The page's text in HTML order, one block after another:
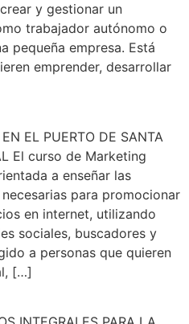
y gestionar un
trabajador autónomo o
pequeña empresa. Está
emprender, desarrollar
EL PUERTO DE SANTA
El curso de Marketing
a enseñar las
para promocionar
en internet, utilizando
sociales, buscadores y
a personas que quieren
[…]